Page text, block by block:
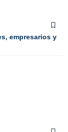
empresarios y